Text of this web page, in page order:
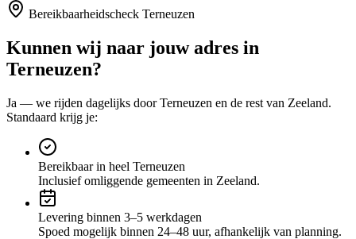
Bereikbaarheidscheck Terneuzen
Kunnen wij naar jouw adres in
Terneuzen?
Ja — we rijden dagelijks doorTerneuzen en de rest van Zeeland.
Standaard krijg je:
Bereikbaar in heel Terneuzen
Inclusief omliggende gemeenten in Zeeland.
Levering binnen 3–5 werkdagen
Spoed mogelijk binnen 24–48 uur, afhankelijk van planning.